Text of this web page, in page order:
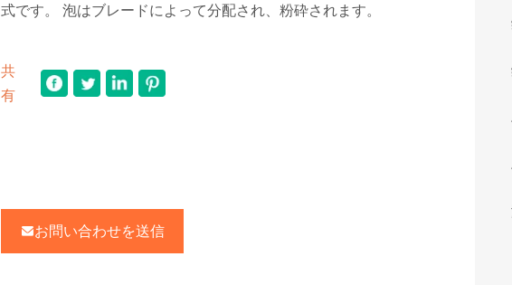
式です。 泡はブレードによって分配され、粉砕されます。
共
有
お問い合わせを送信